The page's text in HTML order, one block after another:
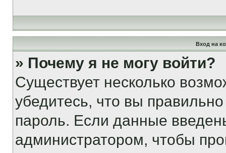
Вход на
» Почему я не могу войти?
Существует несколько
убедитесь, что вы
пароль. Если данные
администратором, чтобы